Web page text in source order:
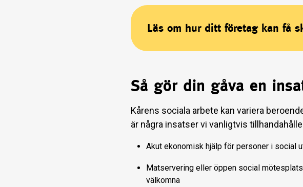
Läs om hur ditt företag kan få
Så gör din gåva en
Kårens sociala arbete kan variera
är några insatser vi vanligtvis
Akut ekonomisk hjälp för personer i social
Matservering eller öppen social
välkomna